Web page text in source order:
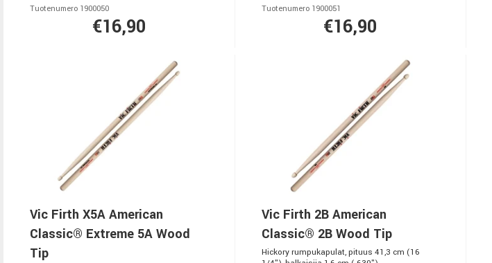
Tuotenumero 1900050
€16,90
Tuotenumero 1900051
€16,90
Vic Firth X5A American
Classic® Extreme 5A Wood
Tip
Vic Firth 2B American
Classic® 2B Wood Tip
Hickory rumpukapulat, pituus 41,3 cm (16